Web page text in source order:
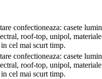
confectioneaza: casete
roof-top, unipol,
cel mai scurt timp.
confectioneaza: casete
roof-top, unipol,
cel mai scurt timp.